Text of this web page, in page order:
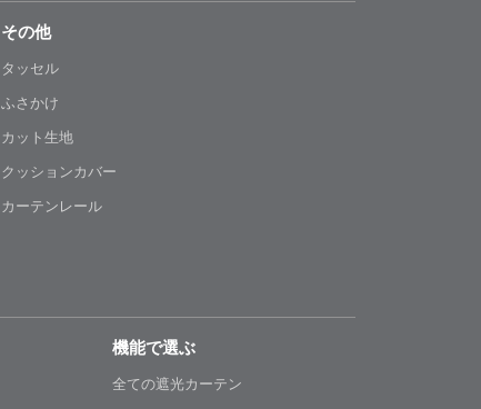
その他
タッセル
ふさかけ
カット生地
クッションカバー
カーテンレール
機能で選ぶ
全ての遮光カーテン